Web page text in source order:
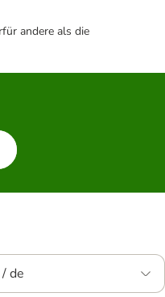
andere als die
de